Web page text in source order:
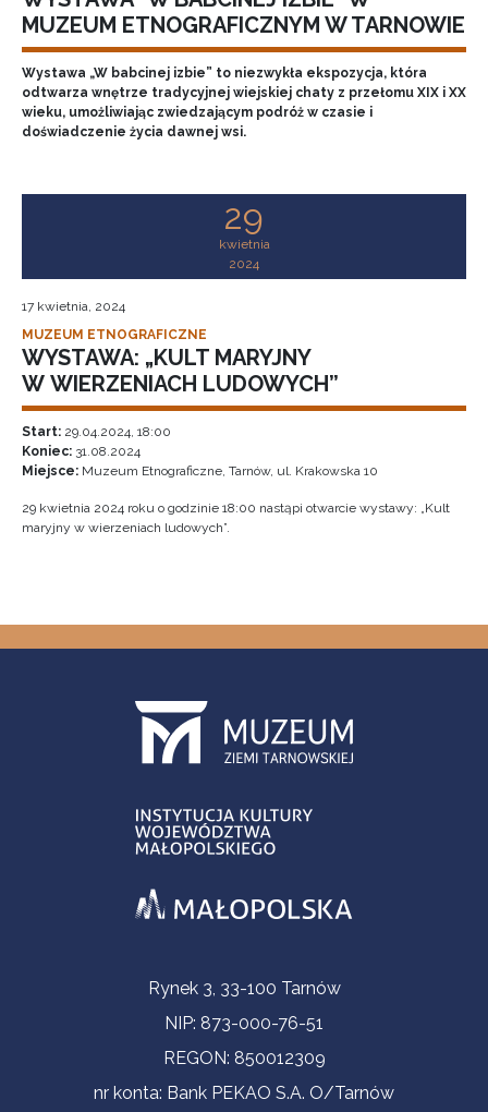
MUZEUM ETNOGRAFICZNYM W TARNOWIE
Wystawa „W babcinej izbie” to niezwykła ekspozycja, która
odtwarza wnętrze tradycyjnej wiejskiej chaty z przełomu XIX i XX
wieku, umożliwiając zwiedzającym podróż w czasie i
doświadczenie życia dawnej wsi.
29
kwietnia
2024
17 kwietnia, 2024
MUZEUM ETNOGRAFICZNE
WYSTAWA: „KULT MARYJNY
W WIERZENIACH LUDOWYCH”
Start: 29.04.2024, 18:00
Koniec: 31.08.2024
Miejsce: Muzeum Etnograficzne, Tarnów, ul. Krakowska 10
29 kwietnia 2024 roku o godzinie 18:00 nastąpi otwarcie wystawy: „Kult
maryjny w wierzeniach ludowych”.
Informacje kontaktoweRynek 3, 33-100 Tarnów
NIP: 873-000-76-51
REGON: 850012309
nr konta: Bank PEKAO S.A. O/Tarnów